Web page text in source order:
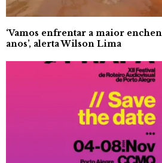
‘Vamos enfrentar a maior
anos’, alerta Wilson Lima